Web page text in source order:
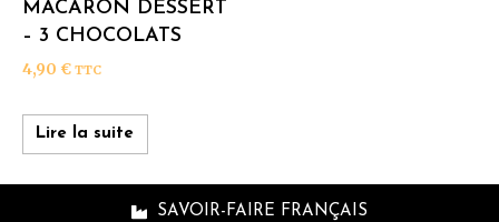
MACARON DESSERT
– 3 CHOCOLATS
4,90 € TTC
Lire la suite
SAVOIR-FAIRE FRANÇAIS